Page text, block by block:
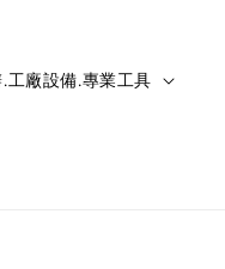
工廠設備.專業工具